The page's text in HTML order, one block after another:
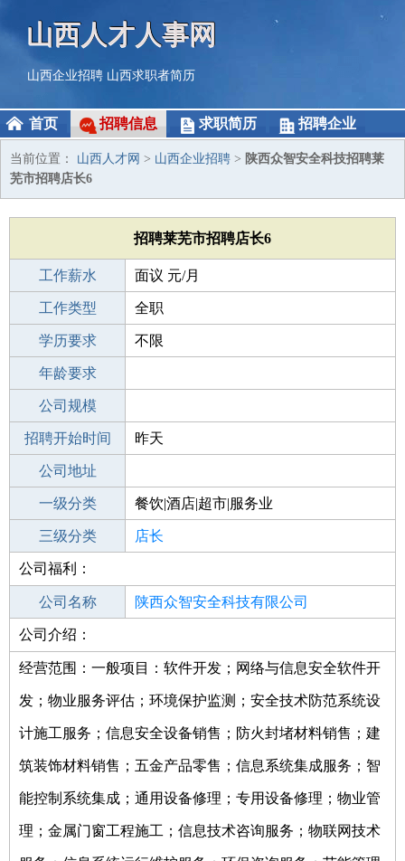
山西人才人事网
山西企业招聘 山西求职者简历
首页 招聘信息 求职简历 招聘企业
当前位置： 山西人才网 > 山西企业招聘 > 陕西众智安全科技招聘莱
芜市招聘店长6
招聘莱芜市招聘店长6
工作薪水 面议 元/月
招聘人数 10人
工作类型 全职
性别要求 -
学历要求 不限
工作经验
年龄要求
工作地点
公司规模
公司电话
招聘开始时间 昨天
招聘结束时间
公司地址
一级分类 餐饮|酒店|超市|服务业
二级分类 超市/销售
三级分类 店长
其他行业
公司福利：
公司名称 陕西众智安全科技有限公司
公司类型
公司介绍：
经营范围：一般项目：软件开发；网络与信息安全软件开
发；物业服务评估；环境保护监测；安全技术防范系统设
计施工服务；信息安全设备销售；防火封堵材料销售；建
筑装饰材料销售；五金产品零售；信息系统集成服务；智
能控制系统集成；通用设备修理；专用设备修理；物业管
理；金属门窗工程施工；信息技术咨询服务；物联网技术